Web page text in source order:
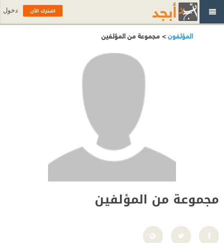
المؤلفون> مجموعة من المؤلفين
مجموعة من المؤلفين
اشترك الآن دخول